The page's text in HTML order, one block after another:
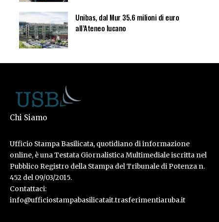
Unibas, dal Mur 35.6 milioni di euro
all’Ateneo lucano
Chi Siamo
Ufficio Stampa Basilicata, quotidiano di informazione
online, è una Testata Giornalistica Multimediale iscritta nel
Pubblico Registro della Stampa del Tribunale di Potenza n.
452 del 09/03/2015.
Contattaci:
info@ufficiostampabasilicatait.trasferimentiaruba.it